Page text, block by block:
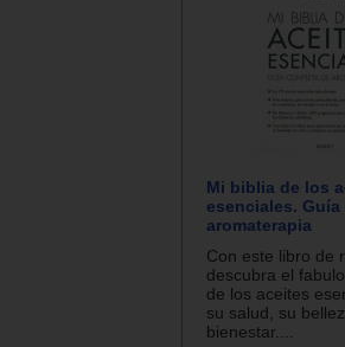
Mi biblia de los
esenciales.
aromaterapia
Con este libro de
descubra el
de los aceites
su salud, su
bienestar....